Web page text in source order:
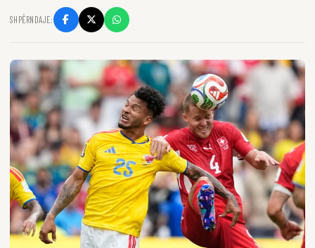
SHPËRNDAJE: